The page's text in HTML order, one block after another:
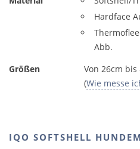
Hardface
Abb.
Größen
Von 26cm bis
(Wie messe
IQO SOFTSHELL